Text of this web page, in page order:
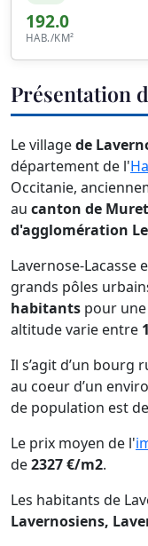
192.0
HAB./KM²
Présentation
Le villagede
département de l'
Occitanie,
au canton de Muret
d'agglomération
Lavernose-Lacasse
grands pôles
habitants pour
altitude varie entre
Il s’agit d’un bourg
au coeur d’un
de population est de
Le prix moyen de l'
de2327 €/m2.
Les habitants de
Lavernosiens,